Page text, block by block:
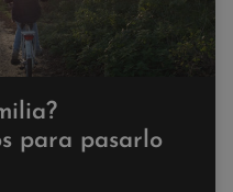
para pasarlo